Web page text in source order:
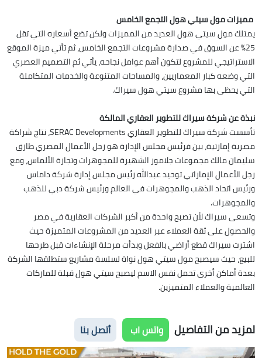
مميزات مول سيتي هول التجمع الخامس
يمتلك مول سيتي هول العديد من المميزات ولكن تضع أسعاره التي تقل
25% عن السوق في صدارة مشروعات التجمع الخامس، ثم تأتي ميزة الموقع
الاستراتيجي للمشروع لتكون أهم عوامل نجاحه، يأتي ثم التصميم العصري
التي وضعه كبار المعماريين، والمساحات المتنوعة والخدمات المتكاملة
التي يحظى بها مشروع سيتي هول سيراك.
نبذة عن شركة سيراك للتطوير العقاري المالكة
تأسست شركة سيراك للتطوير العقاري SERAC Developments، نتاج شراكة
مصرية إمارتية، بين فرئيس مجلس الإدارة هو رجل الأعمال المصري طارق
سليمان مالك مجموعات جلامور الشهيرة للمجوهرات وتجارة الألماس، ومع
رجل الأعمال الإماراتي توحيد عبدالله رئيس مجلس إدارة شركة داماس
ورئيس اتحاد الذهب والمجوهرات في العالم ورئيس شركة دبي للذهب
والمجوهرات.
وتسعى سيراك لأن تصبح واحدة من أكبر الشركات العقارية في مصر
والحصول على ثقة العملاء عبر العديد من المشروعات المتميزة حيث
اشترت سيراك قطع أراضي بالفعل وبدأت مرحلة الإنشاءات قبل طرحها
للبيع، حيث سيصبح مول سيتي هول نواة لسلسة مشاريع ستطلقها الشركة
بعدة أماكن أخرى تحمل نفس الاسم ليصبح سيتي هول قبلة للماركات
العالمية والعملاء المتميزين.
لمزيد من التفاصيل واتس اب أتصل بنا